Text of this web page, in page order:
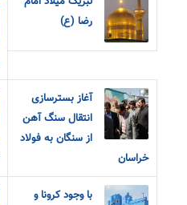
رضا (ع)
آغاز بسترسازی
انتقال سنگ آهن
از سنگان به فولاد
خراسان
با وجود کرونا و